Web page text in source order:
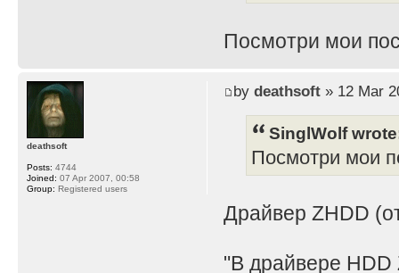
Посмотри мои
by deathsoft» 12 Mar
SinglWolf
Посмотри мои
Драйвер ZHDD
"В драйвере
deathsoft
Posts: 4744
Joined: 07 Apr 2007, 00:58
Group: Registered users